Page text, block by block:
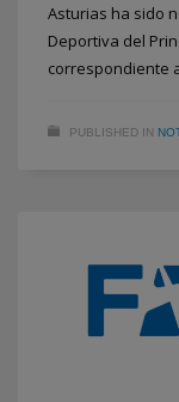
Asturias ha sido
Deportiva del
correspondiente
PUBLISHED IN